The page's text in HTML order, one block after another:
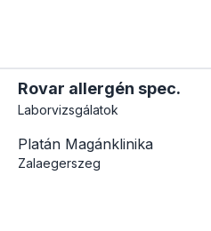
Rovar allergén spec.
Laborvizsgálatok
Platán Magánklinika
Zalaegerszeg